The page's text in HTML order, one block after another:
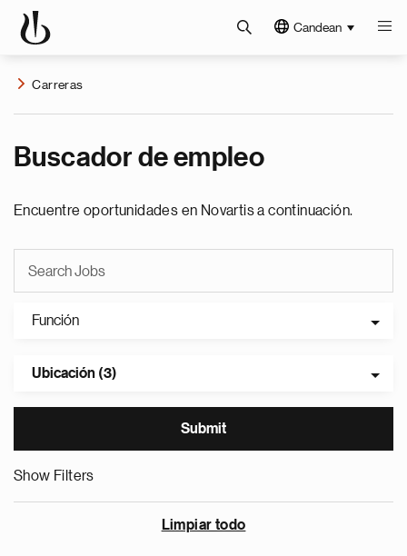
Candean
Carreras
Buscador de empleo
Encuentre oportunidades en Novartis a continuación.
Función
Ubicación (3)
Show Filters
Limpiar todo